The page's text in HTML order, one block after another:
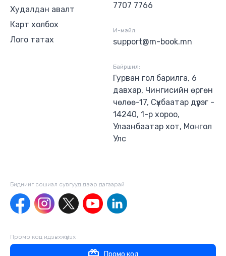
Худалдан авалт
Карт холбох
Лого татах
7707 7766
И-мэйл:
support@m-book.mn
Байршил:
Гурван гол барилга, 6
давхар, Чингисийн өргөн
чөлөө-17, Сүхбаатар дүүрэг -
14240, 1-р хороо,
Улаанбаатар хот, Монгол
Улс
Биднийг сошиал сувгууд дээр дагаaрай
Промо код идэвхжүүлэх
Промо код